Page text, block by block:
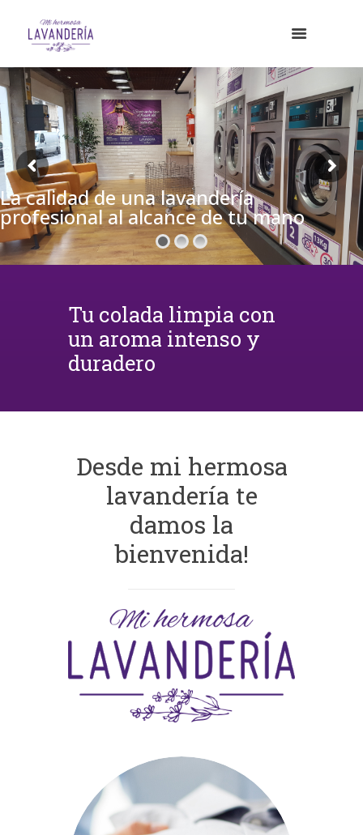
La calidad de una lavandería
profesional al alcance de tu mano
Tu colada limpia con
un aroma intenso y
duradero
Desde mi hermosa
lavandería te
damos la
bienvenida!